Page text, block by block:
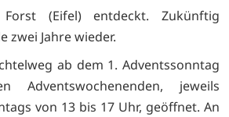
(Eifel) entdeckt. Zukünftig
zwei Jahre wieder.
ab dem 1. Adventssonntag
jeweils
von 13 bis 17 Uhr, geöffnet. An